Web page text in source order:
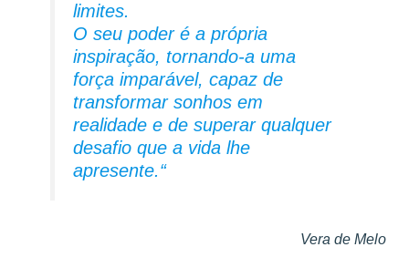
limites.
O seu poder é a própria
inspiração, tornando-a uma
força imparável, capaz de
transformar sonhos em
realidade e de superar qualquer
desafio que a vida lhe
apresente.“
Vera de Melo